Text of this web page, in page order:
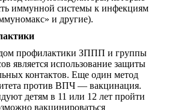
иммунной системы к инфекциям
и другие).
профилактики ЗППП и группы
является использование защиты
контактов. Еще один метод
против ВПЧ — вакцинация.
детям в 11 или 12 лет пройти
вакцинироваться